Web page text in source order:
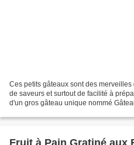
Ces petits gâteaux sont des
de saveurs et surtout de facilité à
d'un gros gâteau unique nommé